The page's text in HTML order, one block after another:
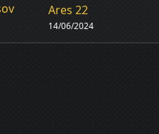
Ares 22
14/06/2024